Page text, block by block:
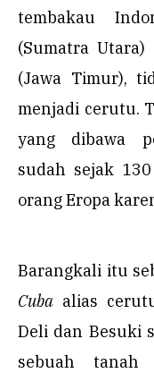
tembakau
(Sumatra
(Jawa Timur),
menjadi cerutu.
yang dibawa
sudah sejak
orang Eropa
Barangkali itu
Cuba alias
Deli dan Besuki
sebuah tanah